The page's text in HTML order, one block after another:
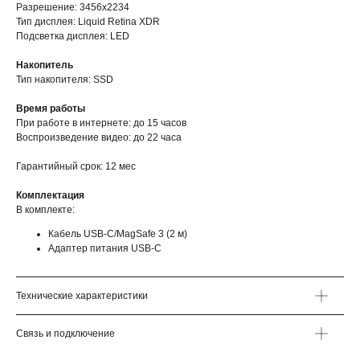
Разрешение: 3456x2234
Тип дисплея: Liquid Retina XDR
Подсветка дисплея: LED
Накопитель
Тип накопителя: SSD
Время работы
При работе в интернете: до 15 часов
Воспроизведение видео: до 22 часа
Гарантийный срок: 12 мес
Комплектация
В комплекте:
Кабель USB-C/MagSafe 3 (2 м)
Адаптер питания USB‑C
Технические характеристики
Связь и подключение